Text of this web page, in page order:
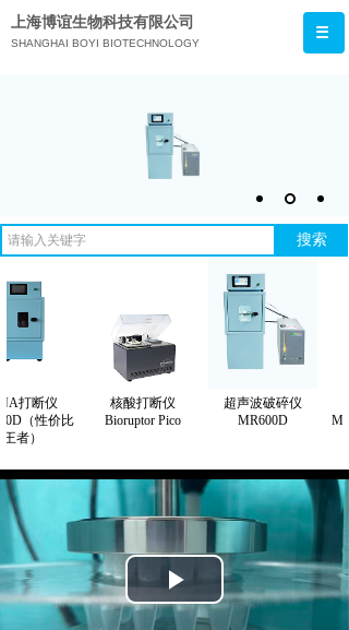
上海博谊生物科技有限公司
SHANGHAI BOYI BIOTECHNOLOGY
搜索
打断仪
（性价比
者）
核酸打断仪
Bioruptor Pico
超声波破碎仪
MR600D